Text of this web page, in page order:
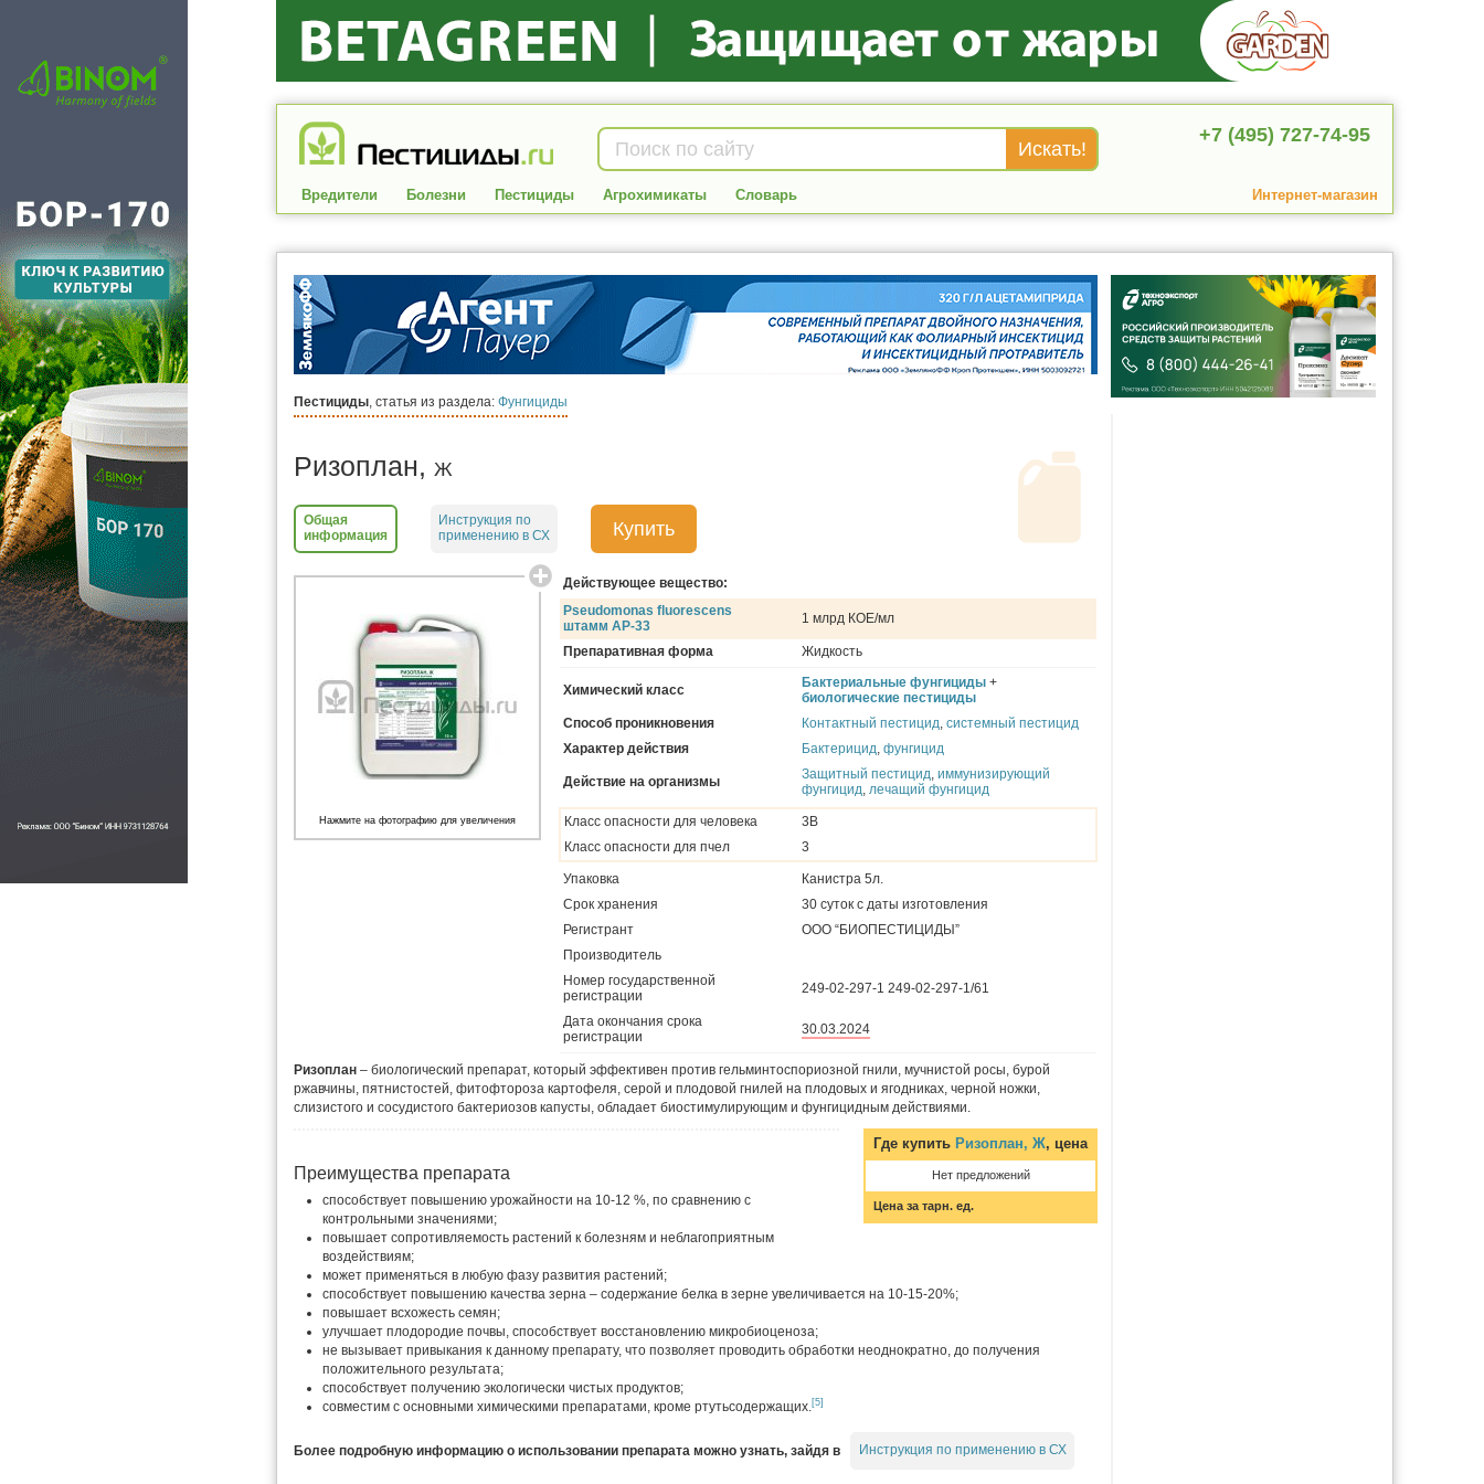
+7 (495) 727-74-95
Вредители Болезни Пестициды Агрохимикаты Словарь Интернет-магазин
Пестициды, статья из раздела: Фунгициды
Ризоплан, Ж
Общая
информация
Инструкция по
применению в СХ
Купить
Действующее вещество:
Pseudomonas fluorescens
штамм АР-33
1 млрд КОЕ/мл
Препаративная форма Жидкость
Химический класс Бактериальные фунгициды +
биологические пестициды
Способ проникновения
Контактный пестицид, системный пестицид
Характер действия
Бактерицид, фунгицид
Действие на организмы Защитный пестицид, иммунизирующий
фунгицид, лечащий фунгицид
Класс опасности для человека
3В
Класс опасности для пчел
3
Упаковка
Канистра 5л.
Срок хранения
30 суток с даты изготовления
Регистрант
ООО “БИОПЕСТИЦИДЫ”
Производитель
Номер государственной
регистрации
249-02-297-1 249-02-297-1/61
Дата окончания срока
регистрации
30.03.2024
Нажмите на фотографию для увеличения
Ризоплан – биологический препарат, который эффективен против гельминтоспориозной гнили, мучнистой росы, бурой
ржавчины, пятнистостей, фитофтороза картофеля, серой и плодовой гнилей на плодовых и ягодниках, черной ножки,
слизистого и сосудистого бактериозов капусты, обладает биостимулирующим и фунгицидным действиями.
Где купить Ризоплан, Ж, цена
Нет предложений
Цена за тарн. ед.
Преимущества препарата
способствует повышению урожайности на 10-12 %, по сравнению с
контрольными значениями;
повышает сопротивляемость растений к болезням и неблагоприятным
воздействиям;
может применяться в любую фазу развития растений;
способствует повышению качества зерна – содержание белка в зерне увеличивается на 10-15-20%;
повышает всхожесть семян;
улучшает плодородие почвы, способствует восстановлению микробиоценоза;
не вызывает привыкания к данному препарату, что позволяет проводить обработки неоднократно, до получения
положительного результата;
способствует получению экологически чистых продуктов;
совместим с основными химическими препаратами, кроме ртутьсодержащих.[5]
Более подробную информацию о использовании препарата можно узнать, зайдя в Инструкция по применению в СХ